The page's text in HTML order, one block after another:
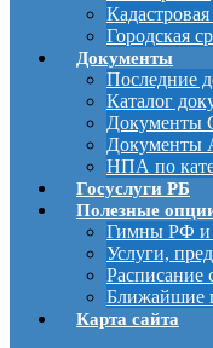
Кадастровая
Городская
Документы
Последние
Каталог
Документы
Документы
НПА по
Госуслуги РБ
Полезные
Гимны РФ и
Услуги,
Расписание
Ближайшие
Карта сайта